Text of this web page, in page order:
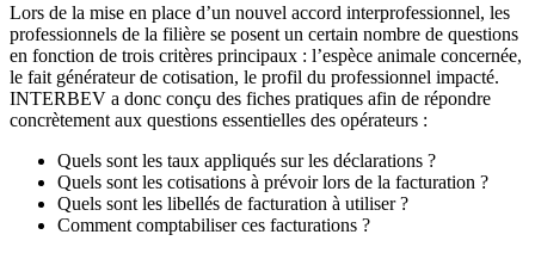
Lors de la mise en place d’un nouvel accord interprofessionnel, les
professionnels de la filière se posent un certain nombre de questions
en fonction de trois critères principaux : l’espèce animale concernée,
le fait générateur de cotisation, le profil du professionnel impacté.
INTERBEV a donc conçu des fiches pratiques afin de répondre
concrètement aux questions essentielles des opérateurs :
Quels sont les taux appliqués sur les déclarations ?
Quels sont les cotisations à prévoir lors de la facturation ?
Quels sont les libellés de facturation à utiliser ?
Comment comptabiliser ces facturations ?